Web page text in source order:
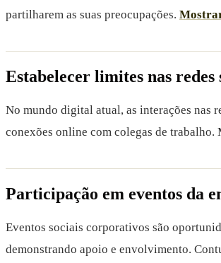
partilharem as suas preocupações.
Estabelecer limites nas redes
No mundo digital atual, as interações nas
conexões online com colegas de
Participação em eventos da
Eventos sociais corporativos são
demonstrando apoio e envolvimento.